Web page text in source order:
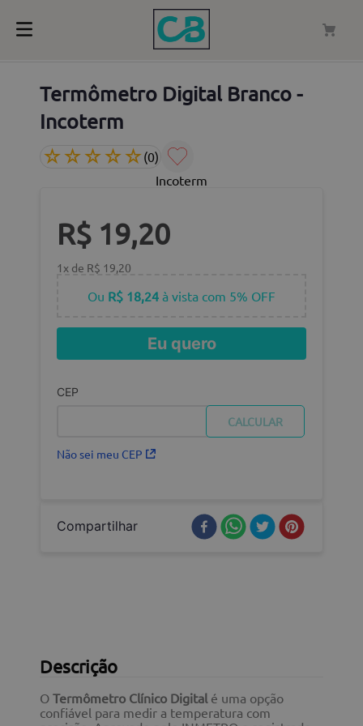
Termômetro Digital Branco -
Incoterm
☆☆☆☆☆(0)
Incoterm
R$ 19,20
1 x de R$ 19,20
Ou R$ 18,24 à vista com 5% OFF
Eu quero
CEP
Não sei meu CEP
Compartilhar
Descrição
O Termômetro Clínico Digitalé uma opção
confiável para medir a temperatura com